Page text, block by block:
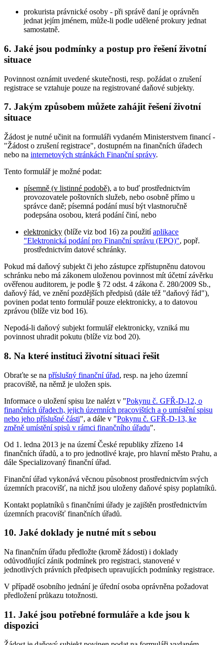
prokurista právnické osoby - při správě daní je oprávněn
jednat jejím jménem, může-li podle udělené prokury jednat
samostatně.
6. Jaké jsou podmínky a postup pro řešení životní
situace
Povinnost oznámit uvedené skutečnosti, resp. požádat o zrušení
registrace se vztahuje pouze na registrované daňové subjekty.
7. Jakým způsobem můžete zahájit řešení životní
situace
Žádost je nutné učinit na formuláři vydaném Ministerstvem financí -
"Žádost o zrušení registrace", dostupném na finančních úřadech
nebo na internetových stránkách Finanční správy.
Tento formulář je možné podat:
písemně (v listinné podobě), a to buď prostřednictvím
provozovatele poštovních služeb, nebo osobně přímo u
správce daně; písemná podání musí být vlastnoručně
podepsána osobou, která podání činí, nebo
elektronicky (blíže viz bod 16) za použitíaplikace
"Elektronická podání pro Finanční správu (EPO)", popř.
prostřednictvím datové schránky.
Pokud má daňový subjekt či jeho zástupce zpřístupněnu datovou
schránku nebo má zákonem uloženou povinnost mít účetní závěrku
ověřenou auditorem, je podle § 72 odst. 4 zákona č. 280/2009 Sb.,
daňový řád, ve znění pozdějších předpisů (dále též "daňový řád"),
povinen podat tento formulář pouze elektronicky, a to datovou
zprávou (blíže viz bod 16).
Nepodá-li daňový subjekt formulář elektronicky, vzniká mu
povinnost uhradit pokutu (blíže viz bod 20).
8. Na které instituci životní situaci řešit
Obraťte se na příslušný finanční úřad, resp. na jeho územní
pracoviště, na němž je uložen spis.
Informace o uložení spisu lze nalézt v "Pokynu č. GFŘ-D-12, o
finančních úřadech, jejich územních pracovištích a o umístění spisu
nebo jeho příslušné části", a dále v "Pokynu č. GFŘ-D-13, ke
změně umístění spisů v rámci finančního úřadu".
Od 1. ledna 2013 je na území České republiky zřízeno 14
finančních úřadů, a to pro jednotlivé kraje, pro hlavní město Prahu, a
dále Specializovaný finanční úřad.
Finanční úřad vykonává věcnou působnost prostřednictvím svých
územních pracovišť, na nichž jsou uloženy daňové spisy poplatníků.
Kontakt poplatníků s finančními úřady je zajištěn prostřednictvím
územních pracovišť finančních úřadů.
10. Jaké doklady je nutné mít s sebou
Na finančním úřadu předložte (kromě žádosti) i doklady
odůvodňující zánik podmínek pro registraci, stanovené v
jednotlivých právních předpisech upravujících podmínky registrace.
V případě osobního jednání je úřední osoba oprávněna požadovat
předložení průkazu totožnosti.
11. Jaké jsou potřebné formuláře a kde jsou k
dispozici